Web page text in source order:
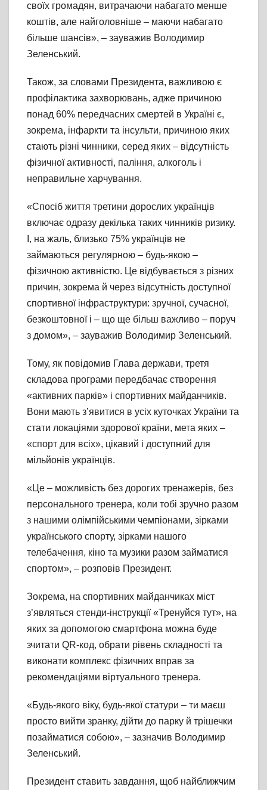
своїх громадян, витрачаючи набагато менше
коштів, але найголовніше – маючи набагато
більше шансів», – зауважив Володимир
Зеленський.
Також, за словами Президента, важливою є
профілактика захворювань, адже причиною
понад 60% передчасних смертей в Україні є,
зокрема, інфаркти та інсульти, причиною яких
стають різні чинники, серед яких – відсутність
фізичної активності, паління, алкоголь і
неправильне харчування.
«Спосіб життя третини дорослих українців
включає одразу декілька таких чинників ризику.
І, на жаль, близько 75% українців не
займаються регулярною – будь-якою –
фізичною активністю. Це відбувається з різних
причин, зокрема й через відсутність доступної
спортивної інфраструктури: зручної, сучасної,
безкоштовної і – що ще більш важливо – поруч
з домом», – зауважив Володимир Зеленський.
Тому, як повідомив Глава держави, третя
складова програми передбачає створення
«активних парків» і спортивних майданчиків.
Вони мають з’явитися в усіх куточках України та
стати локаціями здорової країни, мета яких –
«спорт для всіх», цікавий і доступний для
мільйонів українців.
«Це – можливість без дорогих тренажерів, без
персонального тренера, коли тобі зручно разом
з нашими олімпійськими чемпіонами, зірками
українського спорту, зірками нашого
телебачення, кіно та музики разом займатися
спортом», – розповів Президент.
Зокрема, на спортивних майданчиках міст
з’являться стенди-інструкції «Тренуйся тут», на
яких за допомогою смартфона можна буде
зчитати QR-код, обрати рівень складності та
виконати комплекс фізичних вправ за
рекомендаціями віртуального тренера.
«Будь-якого віку, будь-якої статури – ти маєш
просто вийти зранку, дійти до парку й трішечки
позайматися собою», – зазначив Володимир
Зеленський.
Президент ставить завдання, щоб найближчим